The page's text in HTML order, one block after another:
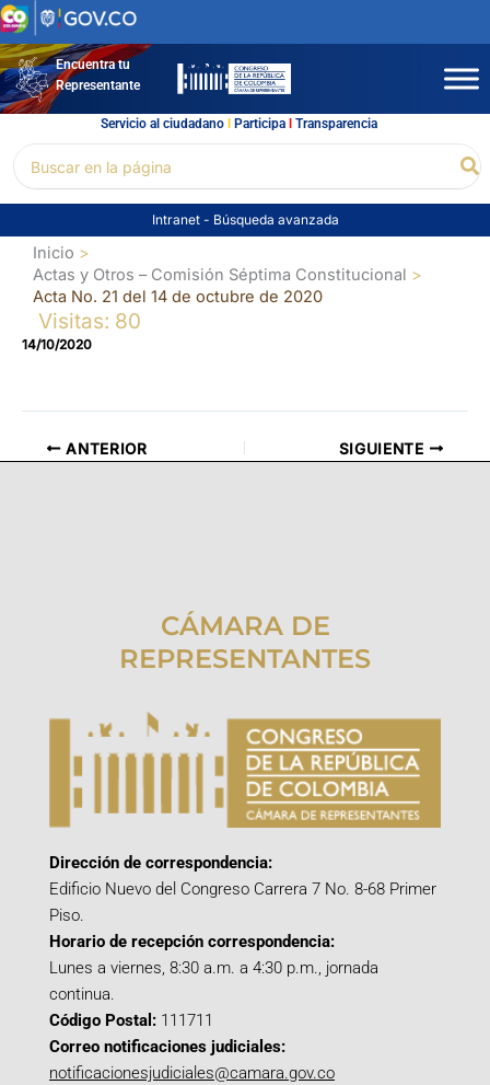
Ir
al
contenidoEncuentra tu
Representante
Servicio al ciudadano l Participal Transparencia
por:
Intranet - Búsqueda avanzada
Inicio
Actas y Otros – Comisión Séptima Constitucional
Acta No. 21 del 14 de octubre de 2020
Visitas: 80
14/10/2020
ANTERIOR SIGUIENTE
CÁMARA DE
REPRESENTANTES
Dirección de correspondencia:
Edificio Nuevo del Congreso Carrera 7 No. 8-68 Primer
Piso.
Horario de recepción correspondencia:
Lunes a viernes, 8:30 a.m. a 4:30 p.m., jornada
continua.
Código Postal: 111711
Correo notificaciones judiciales:
notificacionesjudiciales@camara.gov.co